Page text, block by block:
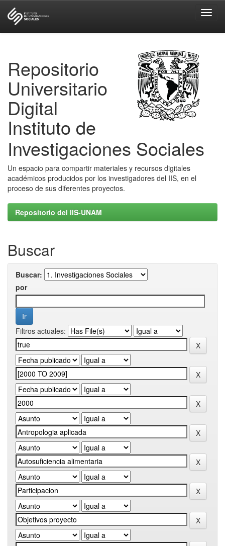
Repositorio
Universitario
Digital
Instituto de
Investigaciones Sociales
Un espacio para compartir materiales y recursos digitales
académicos producidos por los investigadores del IIS, en el
proceso de sus diferentes proyectos.
Repositorio del IIS-UNAM
Buscar
Buscar:
por
Filtros actuales: